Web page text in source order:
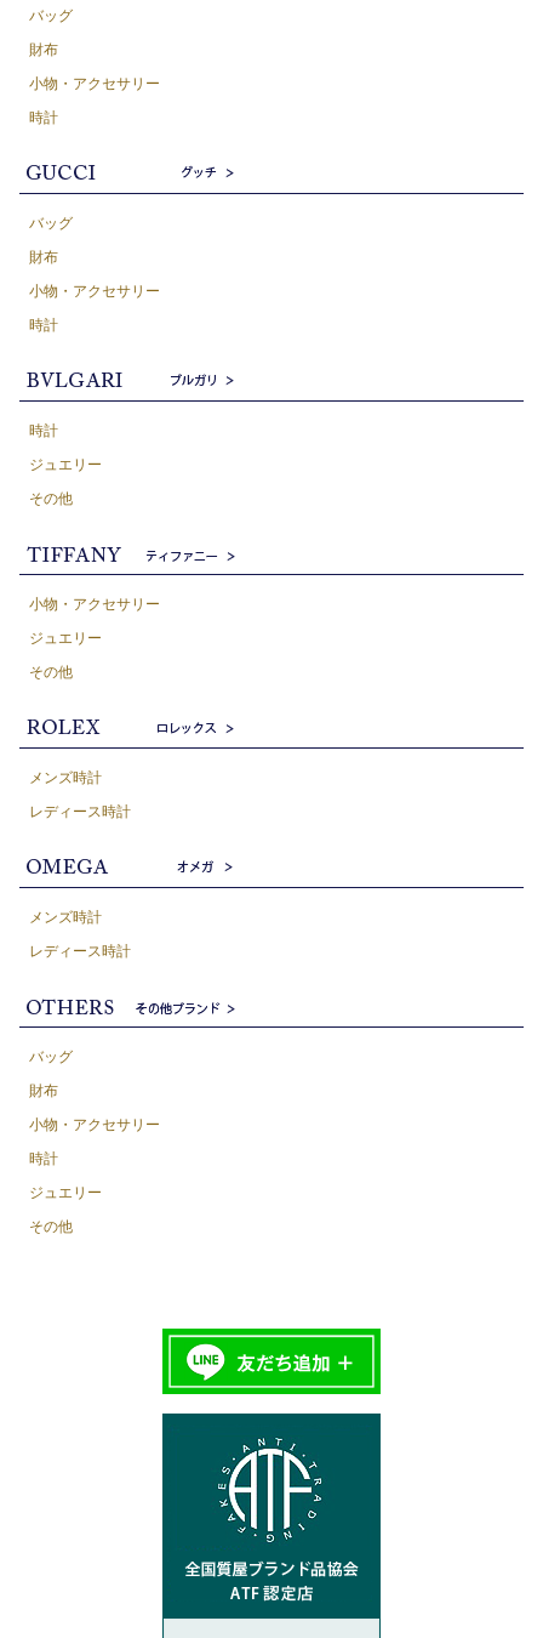
バッグ
財布
小物・アクセサリー
時計
バッグ
財布
小物・アクセサリー
時計
時計
ジュエリー
その他
小物・アクセサリー
ジュエリー
その他
メンズ時計
レディース時計
メンズ時計
レディース時計
バッグ
財布
小物・アクセサリー
時計
ジュエリー
その他